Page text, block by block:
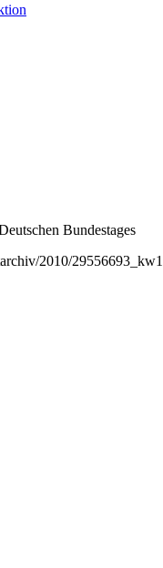
Bundestages
2010/